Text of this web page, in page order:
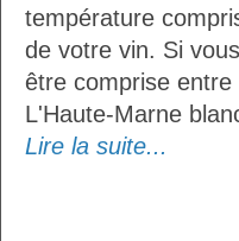
température
de votre vin. Si
être comprise
L'Haute-Marne
Lire la suite...